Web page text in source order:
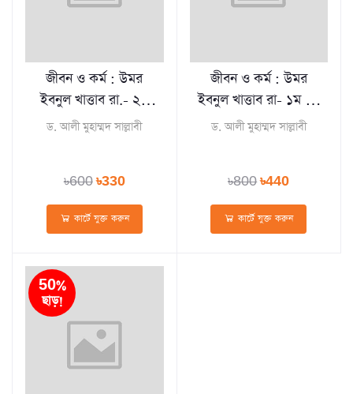
জীবন ও কর্ম : উমর
ইবনুল খাত্তাব রা.- ২য়
খণ্ড (হার্ডকভার)
ড. আলী মুহাম্মদ সাল্লাবী
৳600৳330
কার্টে যুক্ত করুন
জীবন ও কর্ম : উমর
ইবনুল খাত্তাব রা- ১ম খণ্ড
(হার্ডকভার)
ড. আলী মুহাম্মদ সাল্লাবী
৳800৳440
কার্টে যুক্ত করুন
50%
ছাড়!